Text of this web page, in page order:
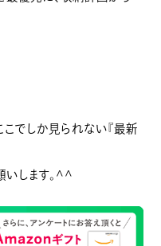
でしか見られない『最新
いします。^^